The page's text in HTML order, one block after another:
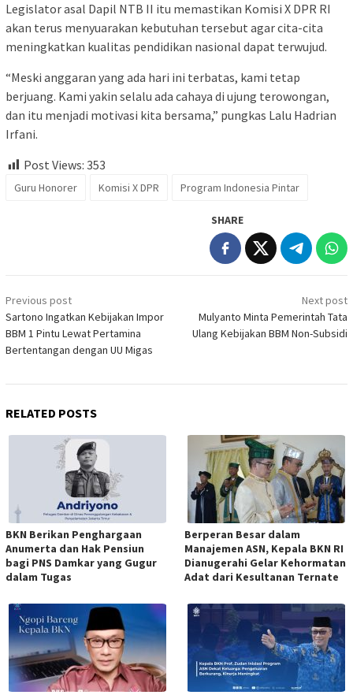
Legislator asal Dapil NTB II itu memastikan Komisi X DPR RI
akan terus menyuarakan kebutuhan tersebut agar cita-cita
meningkatkan kualitas pendidikan nasional dapat terwujud.
“Meski anggaran yang ada hari ini terbatas, kami tetap
berjuang. Kami yakin selalu ada cahaya di ujung terowongan,
dan itu menjadi motivasi kita bersama,” pungkas Lalu Hadrian
Irfani.
Post Views: 353
Guru Honorer Komisi X DPR Program Indonesia Pintar
SHARE
Post
navigation
Previous post
Sartono Ingatkan Kebijakan Impor
BBM 1 Pintu Lewat Pertamina
Bertentangan dengan UU Migas
Next post
Mulyanto Minta Pemerintah Tata
Ulang Kebijakan BBM Non-Subsidi
RELATED POSTS
BKN Berikan Penghargaan
Anumerta dan Hak Pensiun
bagi PNS Damkar yang Gugur
dalam Tugas
Berperan Besar dalam
Manajemen ASN, Kepala BKN RI
Dianugerahi Gelar Kehormatan
Adat dari Kesultanan Ternate